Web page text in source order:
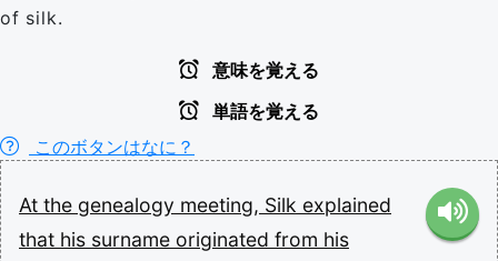
of silk.
意味を覚える
単語を覚える
このボタンはなに？
At the genealogy meeting, Silk explained
that his surname originated from his